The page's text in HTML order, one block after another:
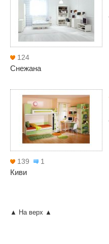
124
Снежана
139 1
Киви
▲ На верх ▲